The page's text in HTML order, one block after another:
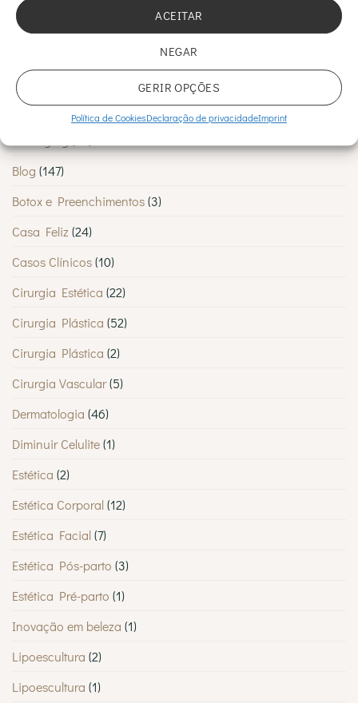
ACEITAR
NEGAR
GERIR OPÇÕES
Política de CookiesDeclaração de privacidadeImprint
suas dores
Abdominoplastia(1)
Blog (147)
Botox e Preenchimentos(3)
Casa Feliz (24)
Casos Clínicos(10)
Cirurgia Estética (22)
Cirurgia Plástica (52)
Cirurgia Plástica (2)
Cirurgia Vascular(5)
Dermatologia (46)
Diminuir Celulite(1)
Estética (2)
Estética Corporal(12)
Estética Facial(7)
Estética Pós-parto (3)
Estética Pré-parto (1)
Inovação em beleza (1)
Lipoescultura (2)
Lipoescultura (1)